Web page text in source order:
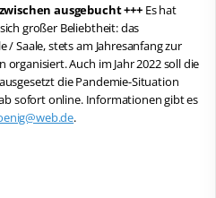
ausgebucht +++Es hat
großer Beliebtheit: das
Saale, stets am Jahresanfang zur
Auch im Jahr 2022 soll die
die Pandemie-Situation
sofort online. Informationen gibt es
.